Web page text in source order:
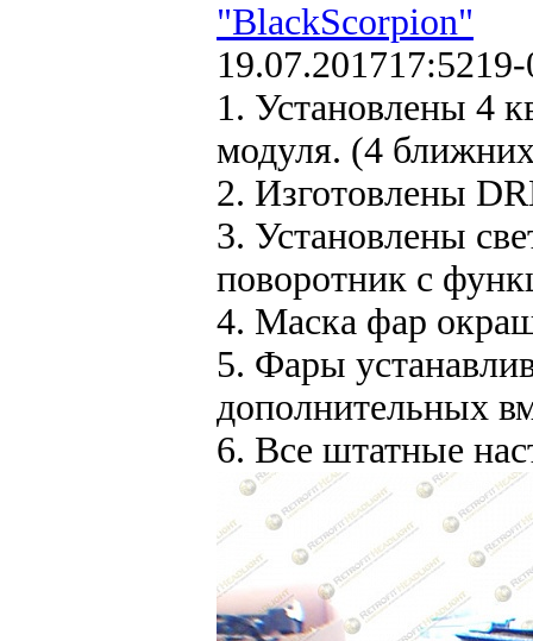
"BlackScorpion"
19.07.201717:52
1. Установлены 4
модуля. (4
2. Изготовлены
3. Установлены
поворотник с
4. Маска фар
5. Фары
дополнительных
6. Все штатные